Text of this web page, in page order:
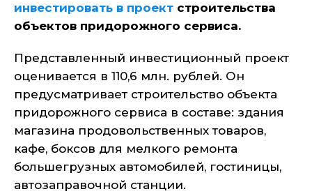
инвестировать в проект строительства
объектов придорожного сервиса.
Представленный инвестиционный проект
оценивается в 110,6 млн. рублей. Он
предусматривает строительство объекта
придорожного сервиса в составе: здания
магазина продовольственных товаров,
кафе, боксов для мелкого ремонта
большегрузных автомобилей, гостиницы,
автозаправочной станции.